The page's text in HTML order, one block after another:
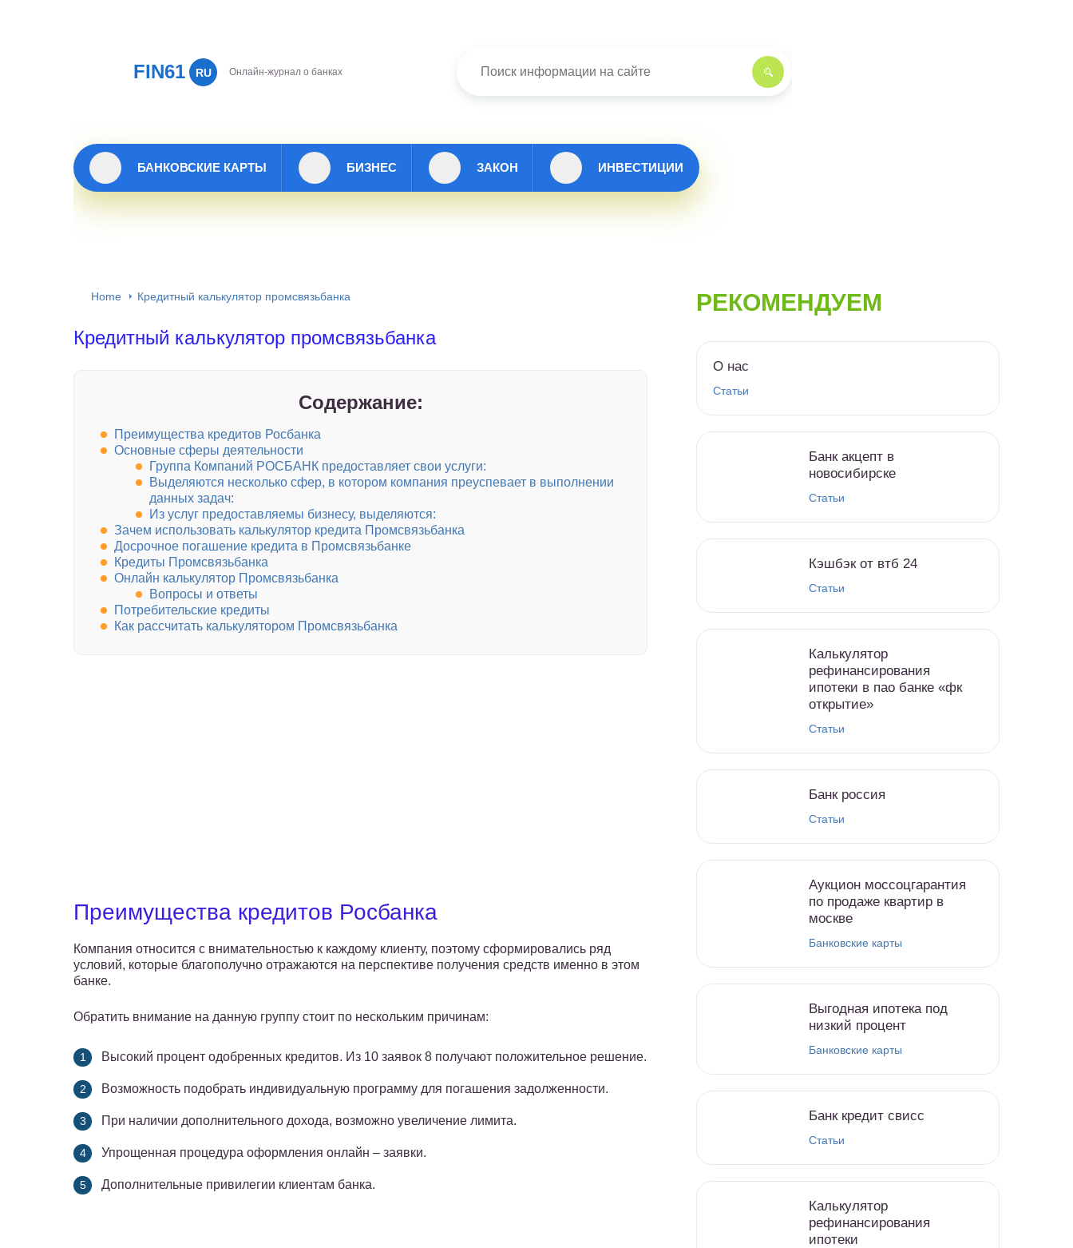
FIN61 RU Онлайн-журнал о банках
БАНКОВСКИЕ КАРТЫ БИЗНЕС ЗАКОН ИНВЕСТИЦИИ
Home Кредитный калькулятор промсвязьбанка
Кредитный калькулятор промсвязьбанка
Содержание:
Преимущества кредитов Росбанка
Основные сферы деятельности
Группа Компаний РОСБАНК предоставляет свои услуги:
Выделяются несколько сфер, в котором компания преуспевает в выполнении
данных задач:
Из услуг предоставляемы бизнесу, выделяются:
Зачем использовать калькулятор кредита Промсвязьбанка
Досрочное погашение кредита в Промсвязьбанке
Кредиты Промсвязьбанка
Онлайн калькулятор Промсвязьбанка
Вопросы и ответы
Потребительские кредиты
Как рассчитать калькулятором Промсвязьбанка
Преимущества кредитов Росбанка
Компания относится с внимательностью к каждому клиенту, поэтому сформировались ряд
условий, которые благополучно отражаются на перспективе получения средств именно в этом
банке.
Обратить внимание на данную группу стоит по нескольким причинам:
Высокий процент одобренных кредитов. Из 10 заявок 8 получают положительное решение.
Возможность подобрать индивидуальную программу для погашения задолженности.
При наличии дополнительного дохода, возможно увеличение лимита.
Упрощенная процедура оформления онлайн – заявки.
Дополнительные привилегии клиентам банка.
РЕКОМЕНДУЕМ
О нас
Статьи
Банк акцепт в
новосибирске
Статьи
Кэшбэк от втб 24
Статьи
Калькулятор
рефинансирования
ипотеки в пао банке «фк
открытие»
Статьи
Банк россия
Статьи
Аукцион моссоцгарантия
по продаже квартир в
москве
Банковские карты
Выгодная ипотека под
низкий процент
Банковские карты
Банк кредит свисс
Статьи
Калькулятор
рефинансирования
ипотеки